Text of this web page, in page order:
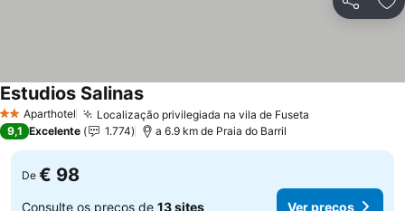
Partilhar
2 EstrelasAparthotel Localização privilegiada na vila de Fuseta
Estudios Salinas
9,1 Excelente 1.774 a 6.9 km de Praia do Barril
De € 98
Consulte os preços de 13 sites Ver preços